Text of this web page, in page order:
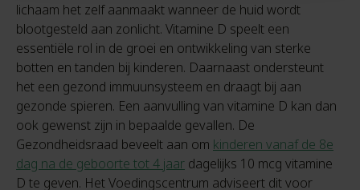
lichaam het zelf aanmaakt wanneer de huid wordt
blootgesteld aan zonlicht. Vitamine D speelt een
essentiële rol in de groei en ontwikkeling van sterke
botten en tanden bij kinderen. Daarnaast ondersteunt
het een gezond immuunsysteem en draagt bij aan
gezonde spieren. Een aanvulling van vitamine D kan dan
ook gewenst zijn in bepaalde gevallen. De
Gezondheidsraad beveelt aan om kinderen vanaf de 8e
dag na de geboorte tot 4 jaar dagelijks 10 mcg vitamine
D te geven. Het Voedingscentrum adviseert dit voor